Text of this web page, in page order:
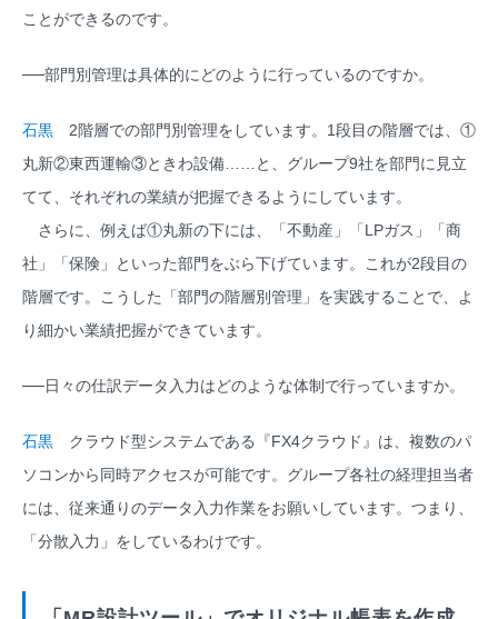
ことができるのです。
──部門別管理は具体的にどのように行っているのですか。
石黒 2階層での部門別管理をしています。1段目の階層では、①
丸新②東西運輸③ときわ設備……と、グループ9社を部門に見立
てて、それぞれの業績が把握できるようにしています。
さらに、例えば①丸新の下には、「不動産」「LPガス」「商
社」「保険」といった部門をぶら下げています。これが2段目の
階層です。こうした「部門の階層別管理」を実践することで、よ
り細かい業績把握ができています。
──日々の仕訳データ入力はどのような体制で行っていますか。
石黒 クラウド型システムである『FX4クラウド』は、複数のパ
ソコンから同時アクセスが可能です。グループ各社の経理担当者
には、従来通りのデータ入力作業をお願いしています。つまり、
「分散入力」をしているわけです。